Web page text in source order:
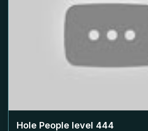
Hole People level 444